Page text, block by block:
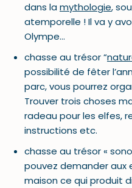
dans lamythologie,
atemporelle ! Il va y
Olympe…
chasse au trésor “
possibilité de fêter
parc, vous pourrez
Trouver trois choses
radeau pour les elfes,
instructions etc.
chasse au trésor «
pouvez demander aux
maison ce qui produit